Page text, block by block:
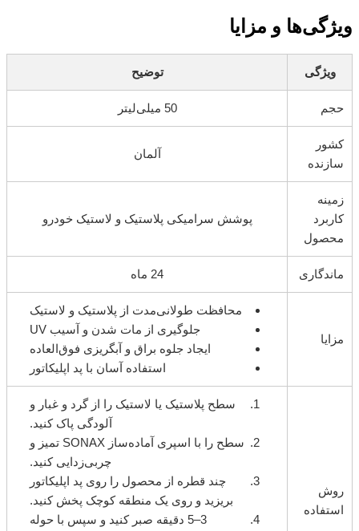
ویژگی‌ها و مزایا
ویژگی توضیح
حجم 50 میلی‌لیتر
کشور
سازنده
آلمان
زمینه
کاربرد
محصول
پوشش سرامیکی پلاستیک و لاستیک خودرو
ماندگاری 24 ماه
مزایا
محافظت طولانی‌مدت از پلاستیک و لاستیک
جلوگیری از مات شدن و آسیب UV
ایجاد جلوه براق و آبگریزی فوق‌العاده
استفاده آسان با پد اپلیکاتور
روش
استفاده
سطح پلاستیک یا لاستیک را از گرد و غبار و
آلودگی پاک کنید.
سطح را با اسپری آماده‌ساز SONAX تمیز و
چربی‌زدایی کنید.
چند قطره از محصول را روی پد اپلیکاتور
بریزید و روی یک منطقه کوچک پخش کنید.
3–5 دقیقه صبر کنید و سپس با حوله